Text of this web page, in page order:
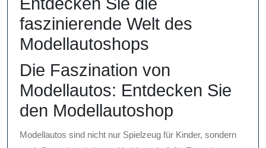
faszinierende Welt des
Modellautoshops
Die Faszination von
Modellautos: Entdecken Sie
den Modellautoshop
Modellautos sind nicht nur Spielzeug für Kinder, sondern